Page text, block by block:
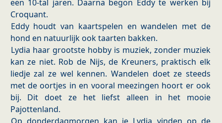
een 10-tal jaren. Daarna begon Eddy te werken bij
Croquant.
Eddy houdt van kaartspelen en wandelen met de
hond en natuurlijk ook taarten bakken.
Lydia haar grootste hobby is muziek, zonder muziek
kan ze niet. Rob de Nijs, de Kreuners, praktisch elk
liedje zal ze wel kennen. Wandelen doet ze steeds
met de oortjes in en vooral meezingen hoort er ook
bij. Dit doet ze het liefst alleen in het mooie
Pajottenland.